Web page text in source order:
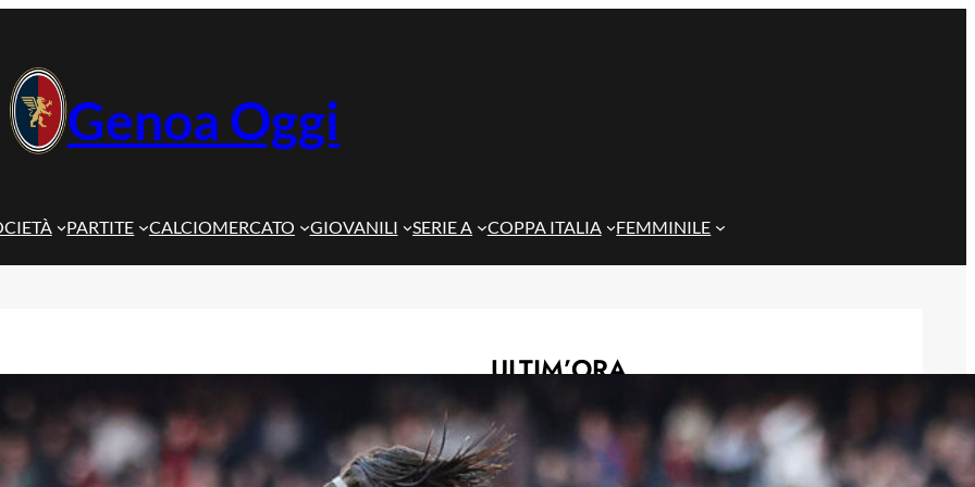
Genoa Oggi
PARTITE CALCIOMERCATO GIOVANILI SERIE A COPPA ITALIA FEMMINILE
ULTIM’ORA
Genoa Women, buona la prima:
Cafferata decide il test contro il
Como